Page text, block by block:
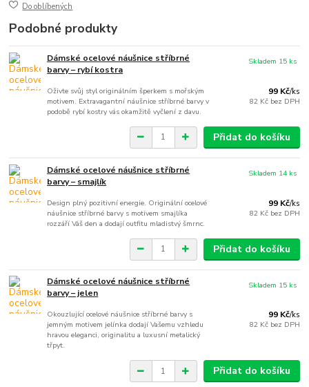
Do oblíbených
Podobné produkty
Dámské ocelové náušnice stříbrné
barvy – rybí kostra
Oživte svůj styl originálním šperkem s mořským
motivem. Extravagantní náušnice stříbrné barvy v
podobě rybí kostry vás okamžitě vyčlení z davu.
99 Kč/ks
82 Kč bez DPH
Skladem 15 ks
Přidat do košíku
Dámské ocelové náušnice stříbrné
barvy – smajlík
Design plný pozitivní energie. Originální ocelové
náušnice stříbrné barvy s motivem smajlíka
rozzáří Váš den a dodají outfitu mladistvý šmrnc.
99 Kč/ks
82 Kč bez DPH
Skladem 14 ks
Přidat do košíku
Dámské ocelové náušnice stříbrné
barvy – jelen
Okouzlující ocelové náušnice stříbrné barvy s
jemným motivem jelínka dodají Vašemu vzhledu
hravou eleganci, originalitu a luxusní metalický
třpyt.
99 Kč/ks
82 Kč bez DPH
Skladem 15 ks
Přidat do košíku